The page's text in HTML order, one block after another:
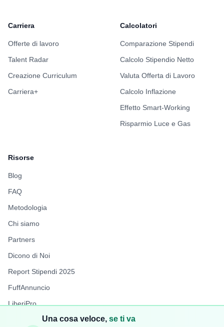
Una cosa veloce, se ti va
Carriera
Offerte di lavoro
Talent Radar
Creazione Curriculum
Carriera+
Calcolatori
Comparazione Stipendi
Calcolo Stipendio Netto
Valuta Offerta di Lavoro
Calcolo Inflazione
Effetto Smart-Working
Risparmio Luce e Gas
Risorse
Blog
FAQ
Metodologia
Chi siamo
Partners
Dicono di Noi
Report Stipendi 2025
FuffAnnuncio
LiberiPro